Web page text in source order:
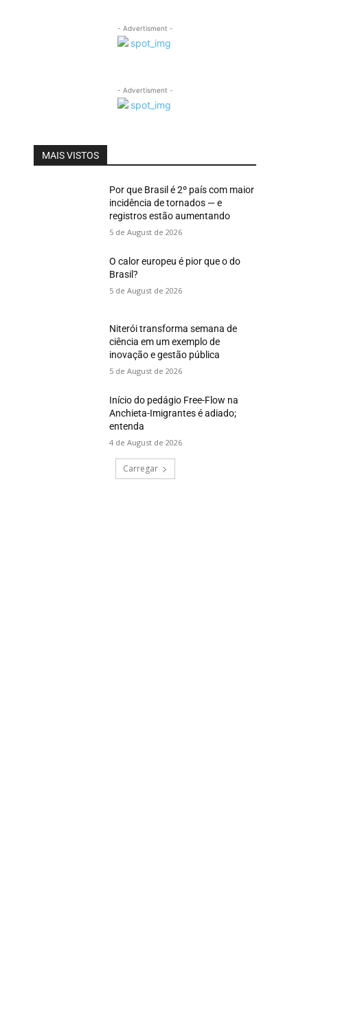
- Advertisment -
- Advertisment -
MAIS VISTOS
Por que Brasil é 2º país com maior
incidência de tornados — e
registros estão aumentando
5 de August de 2026
O calor europeu é pior que o do
Brasil?
5 de August de 2026
Niterói transforma semana de
ciência em um exemplo de
inovação e gestão pública
5 de August de 2026
Início do pedágio Free-Flow na
Anchieta-Imigrantes é adiado;
entenda
4 de August de 2026
Carregar